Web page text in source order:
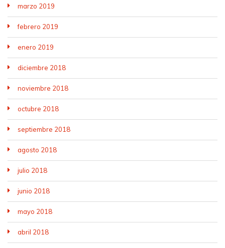
marzo 2019
febrero 2019
enero 2019
diciembre 2018
noviembre 2018
octubre 2018
septiembre 2018
agosto 2018
julio 2018
junio 2018
mayo 2018
abril 2018